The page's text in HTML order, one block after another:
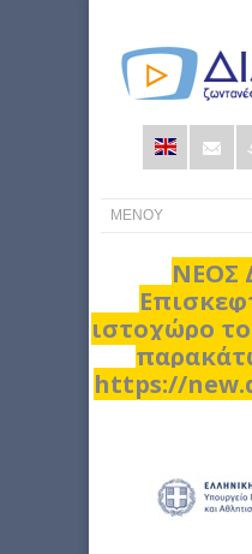
ΝΕΟΣ
ιστοχώρο
https://